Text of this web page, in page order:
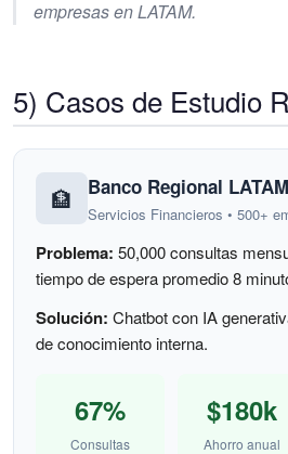
empresas en LATAM.
5) Casos de Estudio
🏦 Banco Regional LATAM
Servicios Financieros • 500+
Problema: 50,000 consultas
tiempo de espera promedio 8
Solución: Chatbot con IA
de conocimiento interna.
67%
Consultas
$180k
Ahorro anual